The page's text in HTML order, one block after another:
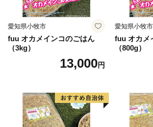
愛知県小牧市
fuu オカメインコのごはん
（3kg）
13,000円
愛知県小牧市
fuu オカメ
（800g）